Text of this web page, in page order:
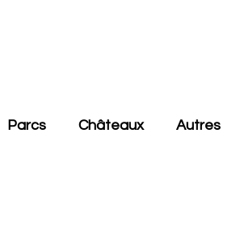
Parcs Châteaux Autres